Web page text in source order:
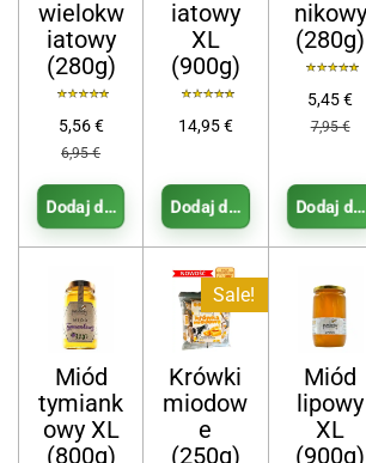
wielokw
iatowy
(280g)
5,56 €
6,95 €
Dodaj do koszyka
iatowy
XL
(900g)
14,95 €
Dodaj do koszyka
nikowy
(280g)
5,45 €
7,95 €
Dodaj do
Miód
tymiank
owy XL
(800g)
Sale!
Krówki
miodow
e
(250g)
Miód
lipowy
XL
(900g)